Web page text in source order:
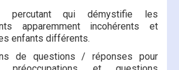
percutant qui démystifie les
apparemment incohérents et
enfants différents.
de questions / réponses pour